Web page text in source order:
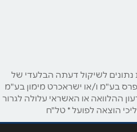
לשיקול דעתה הבלעדי של
בע"מ ו/או ישראכרט מימון בע"מ
ההלוואה או האשראי עלולה לגרור
הוצאה לפועל * טל"ח